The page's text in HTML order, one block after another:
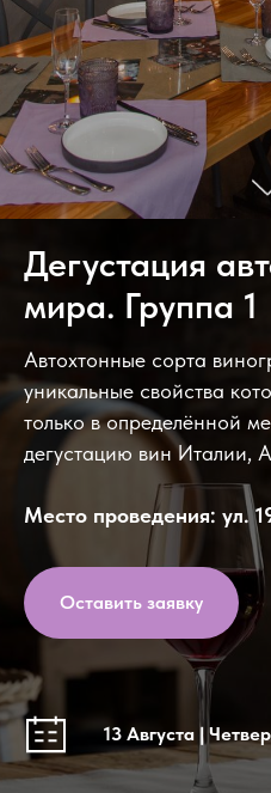
Дегустация
мира. Группа 1
Автохтонные сорта
уникальные свойства
только в определённой
дегустацию вин Италии,
Место проведения: ул.
Оставить заявку
13 Августа |